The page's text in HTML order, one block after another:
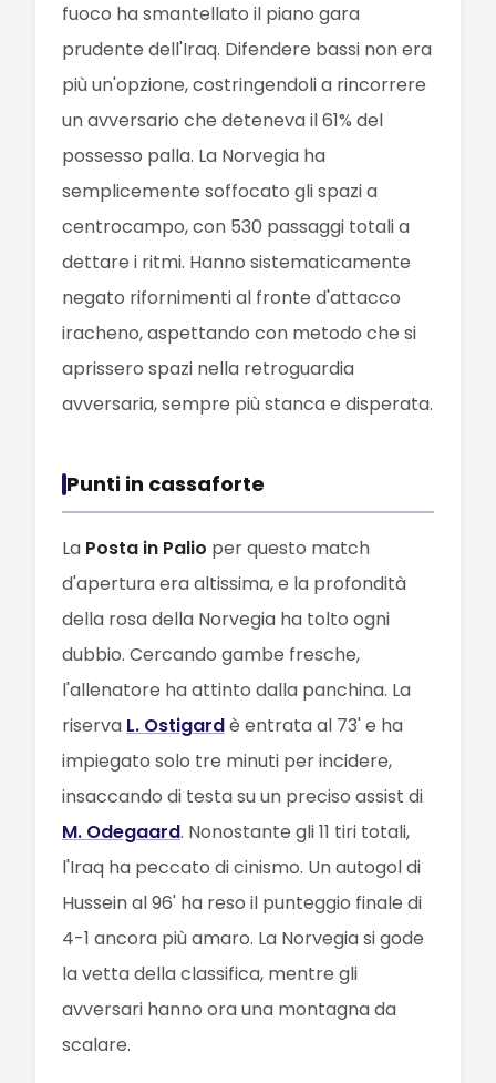
fuoco ha smantellato il piano gara
prudente dell'Iraq. Difendere bassi non era
più un'opzione, costringendoli a rincorrere
un avversario che deteneva il 61% del
possesso palla. La Norvegia ha
semplicemente soffocato gli spazi a
centrocampo, con 530 passaggi totali a
dettare i ritmi. Hanno sistematicamente
negato rifornimenti al fronte d'attacco
iracheno, aspettando con metodo che si
aprissero spazi nella retroguardia
avversaria, sempre più stanca e disperata.
Punti in cassaforte
La Posta in Palio per questo match
d'apertura era altissima, e la profondità
della rosa della Norvegia ha tolto ogni
dubbio. Cercando gambe fresche,
l'allenatore ha attinto dalla panchina. La
riserva L. Ostigardè entrata al 73' e ha
impiegato solo tre minuti per incidere,
insaccando di testa su un preciso assist di
M. Odegaard. Nonostante gli 11 tiri totali,
l'Iraq ha peccato di cinismo. Un autogol di
Hussein al 96' ha reso il punteggio finale di
4-1 ancora più amaro. La Norvegia si gode
la vetta della classifica, mentre gli
avversari hanno ora una montagna da
scalare.